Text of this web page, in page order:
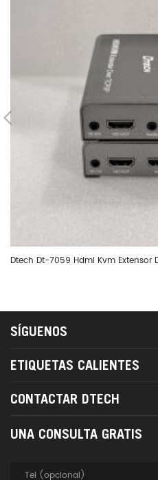
Dtech Dt-7059 Hdmi Kvm Extensor
SÍGUENOS
ETIQUETAS CALIENTES
CONTACTAR DTECH
UNA CONSULTA GRATIS